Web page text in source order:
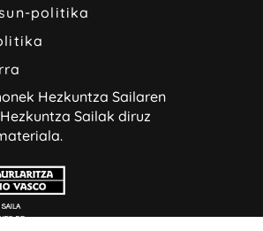
politika
Hezkuntza Sailaren
Hezkuntza Sailak diruz